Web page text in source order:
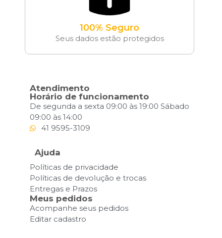
100% Seguro
Seus dados estão protegidos
Atendimento
Horário de funcionamento
De segunda a sexta 09:00 às 19:00 Sábado
09:00 às 14:00
41 9595-3109
Ajuda
Políticas de privacidade
Políticas de devolução e trocas
Entregas e Prazos
Meus pedidos
Acompanhe seus pedidos
Editar cadastro